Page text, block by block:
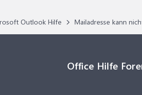
Outlook Hilfe Mailadresse kann
Office Hilfe